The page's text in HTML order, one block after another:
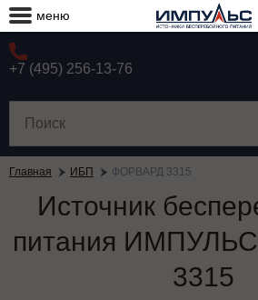
меню
+7 (495) 256-13-76
Главная ИБП ФОРВАРД 3315
Источник
питания
3315